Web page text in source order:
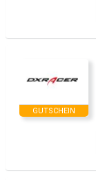
GUTSCHEIN